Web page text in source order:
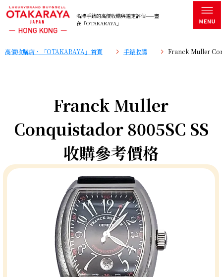
名牌手錶的高價收購與鑑定評估——盡
在「OTAKARAYA」
高價收購店・「OTAKARAYA」首頁 手錶收購 Franck Muller
Franck Muller
Conquistador 8005SC SS
收購參考價格